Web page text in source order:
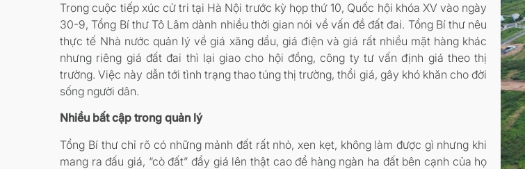
Trong cuộc tiếp xúc cử tri tại Hà Nội trước kỳ họp thứ 10, Quốc hội khóa XV vào ngày
30-9, Tổng Bí thư Tô Lâm dành nhiều thời gian nói về vấn đề đất đai. Tổng Bí thư nêu
thực tế Nhà nước quản lý về giá xăng dầu, giá điện và giá rất nhiều mặt hàng khác
nhưng riêng giá đất đai thì lại giao cho hội đồng, công ty tư vấn định giá theo thị
trường. Việc này dẫn tới tình trạng thao túng thị trường, thổi giá, gây khó khăn cho đời
sống người dân.
Nhiều bất cập trong quản lý
Tổng Bí thư chỉ rõ có những mảnh đất rất nhỏ, xen kẹt, không làm được gì nhưng khi
mang ra đấu giá, “cò đất” đẩy giá lên thật cao để hàng ngàn ha đất bên cạnh của họ